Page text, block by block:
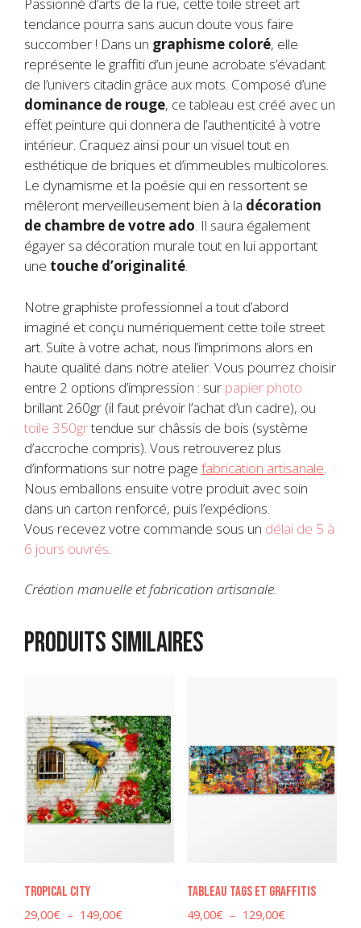
tendance pourra sans aucun doute vous faire
succomber ! Dans un graphisme coloré, elle
représente le graffiti d’un jeune acrobate s’évadant
de l’univers citadin grâce aux mots. Composé d’une
dominance de rouge, ce tableau est créé avec un
effet peinture qui donnera de l’authenticité à votre
intérieur. Craquez ainsi pour un visuel tout en
esthétique de briques et d’immeubles multicolores.
Le dynamisme et la poésie qui en ressortent se
mêleront merveilleusement bien à la décoration
de chambre de votre ado. Il saura également
égayer sa décoration murale tout en lui apportant
une touche d’originalité.
Notre graphiste professionnel a tout d’abord
imaginé et conçu numériquement cette toile street
art. Suite à votre achat, nous l’imprimons alors en
haute qualité dans notre atelier. Vous pourrez choisir
entre 2 options d’impression : sur papier photo
brillant 260gr (il faut prévoir l’achat d’un cadre), ou
toile 350grtendue sur châssis de bois (système
d’accroche compris). Vous retrouverez plus
d’informations sur notre page fabrication artisanale
Nous emballons ensuite votre produit avec soin
dans un carton renforcé, puis l’expédions.
Vous recevez votre commande sous un délai de 5 à
6 jours ouvrés
Création manuelle et fabrication artisanale.
Produits similaires
Tropical city
29,00€ – 149,00€Plage
Tableau tags et graffitis
49,00€ – 129,00€Plage